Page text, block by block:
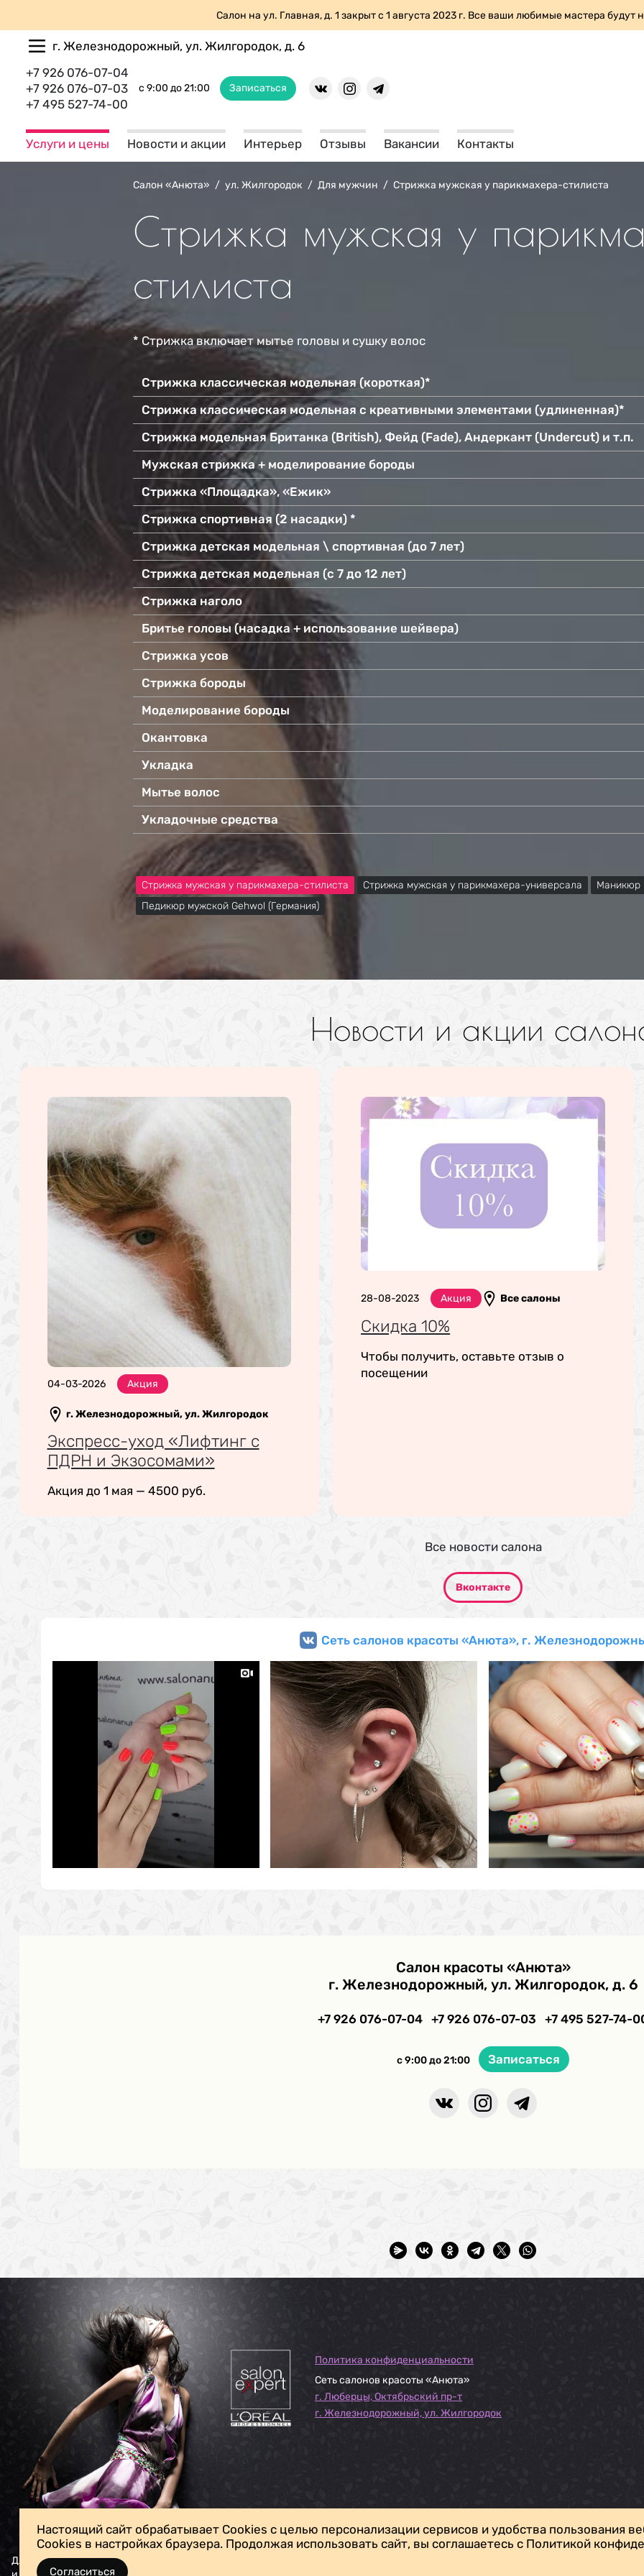
Салон на ул. Главная, д. 1 закрыт с 1 августа 2023 г. Все ваши любимые мастера будут
г. Железнодорожный, ул. Жилгородок, д. 6
+7 926 076-07-04
+7 926 076-07-03
+7 495 527-74-00
с 9:00 до 21:00 Записаться
Услуги и цены Новости и акции Интерьер Отзывы Вакансии Контакты
Салон «Анюта» / ул. Жилгородок / Для мужчин / Стрижка мужская у парикмахера-стилиста
Стрижка мужская у
стилиста
* Стрижка включает мытье головы и сушку волос
Стрижка классическая модельная (короткая)*
Стрижка классическая модельная с креативными элементами (удлиненная)*
Стрижка модельная Британка (British), Фейд (Fade), Андеркант (Undercut) и т.п.
Мужская стрижка + моделирование бороды
Стрижка «Площадка», «Ежик»
Стрижка спортивная (2 насадки) *
Стрижка детская модельная \ спортивная (до 7 лет)
Стрижка детская модельная (с 7 до 12 лет)
Стрижка наголо
Бритье головы (насадка + использование шейвера)
Стрижка усов
Стрижка бороды
Моделирование бороды
Окантовка
Укладка
Мытье волос
Укладочные средства
Стрижка мужская у парикмахера-стилиста Стрижка мужская у парикмахера-универсала
Маникюр
Педикюр мужской Gehwol (Германия)
Новости и акции
04-03-2026 Акция
г. Железнодорожный, ул. Жилгородок
Экспресс-уход «Лифтинг с
ПДРН и Экзосомами»
Акция до 1 мая — 4500 руб.
28-08-2023 Акция Все салоны
Скидка 10%
Чтобы получить, оставьте отзыв о
посещении
Все новости салона
Вконтакте
Сеть салонов красоты «Анюта», г.
Салон красоты «Анюта»
г. Железнодорожный, ул. Жилгородок, д. 6
+7 926 076-07-04 +7 926 076-07-03 +7 495 527-74-
с 9:00 до 21:00 Записаться
Наши
Политика конфиденциальности
Сеть салонов красоты «Анюта»
г. Люберцы, Октябрьский пр-т
г. Железнодорожный, ул. Жилгородок
Для личных вопросов, жалоб
Настоящий сайт обрабатывает Cookies с целью персонализации сервисов и удобства пользования
Cookies в настройках браузера. Продолжая использовать сайт, вы соглашаетесь с Политикой
Согласиться